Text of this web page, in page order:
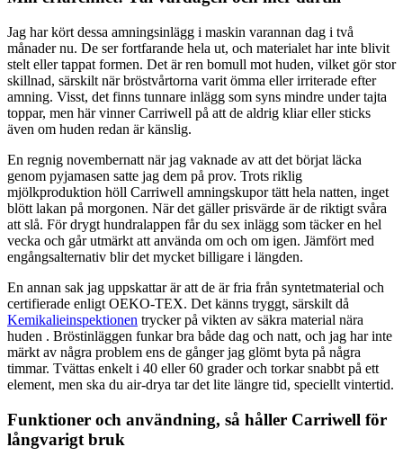
Jag har kört dessa amningsinlägg i maskin varannan dag i två
månader nu. De ser fortfarande hela ut, och materialet har inte blivit
stelt eller tappat formen. Det är ren bomull mot huden, vilket gör stor
skillnad, särskilt när bröstvårtorna varit ömma eller irriterade efter
amning. Visst, det finns tunnare inlägg som syns mindre under tajta
toppar, men här vinner Carriwell på att de aldrig kliar eller sticks
även om huden redan är känslig.
En regnig novembernatt när jag vaknade av att det börjat läcka
genom pyjamasen satte jag dem på prov. Trots riklig
mjölkproduktion höll Carriwell amningskupor tätt hela natten, inget
blött lakan på morgonen. När det gäller prisvärde är de riktigt svåra
att slå. För drygt hundralappen får du sex inlägg som täcker en hel
vecka och går utmärkt att använda om och om igen. Jämfört med
engångsalternativ blir det mycket billigare i längden.
En annan sak jag uppskattar är att de är fria från syntetmaterial och
certifierade enligt OEKO-TEX. Det känns tryggt, särskilt då
Kemikalieinspektionen trycker på vikten av säkra material nära
huden . Bröstinläggen funkar bra både dag och natt, och jag har inte
märkt av några problem ens de gånger jag glömt byta på några
timmar. Tvättas enkelt i 40 eller 60 grader och torkar snabbt på ett
element, men ska du air-drya tar det lite längre tid, speciellt vintertid.
Funktioner och användning, så håller Carriwell för
långvarigt bruk